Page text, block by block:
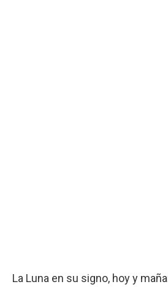
La Luna en su signo, hoy y